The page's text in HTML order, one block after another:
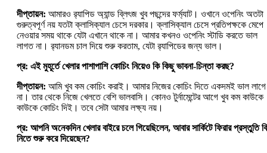
দীপ্তায়ন: আমারও র‍্যাপিড অ্যান্ড ব্লিৎজ খুব পছন্দের ফর্ম্যাট। ওখানে ওপেনিং অতটা
গুরুত্বপূর্ণ নয় যতটা ক্লাসিক্যাল চেসে দরকার। ক্লাসিক্যাল চেসে প্রতিপক্ষকে মেপে
নেওয়ার সময় থাকে যেটা এখানে থাকে না। আমার কখনও ওপেনিং স্টাডি করতে ভাল
লাগত না। র‍্যানডম চাল দিয়ে শুরু করতাম, যেটা র‍্যাপিডের জন্য ভাল।
প্র: এই মুহূর্তে খেলার পাশাপাশি কোচিং নিয়েও কি কিছু ভাবনা-চিন্তা করছ?
দীপ্তায়ন: আমি খুব কম কোচিং করাই। আমার নিজের কোচিং দিতে একদমই ভাল লাগে
না। তার থেকে নিজে খেলতে বেশি ভালবাসি। কোনও টুর্নামেন্টের আগে খুব কম কাউকে
কাউকে কোচিং দিই। তবে সেটা আমার লক্ষ্য নয়।
প্র: আপনি অনেকদিন খেলার বাইরে চলে গিয়েছিলেন, আবার সার্কিটে ফিরার প্রস্তুতি
নিতে শুরু করে দিয়েছেন?